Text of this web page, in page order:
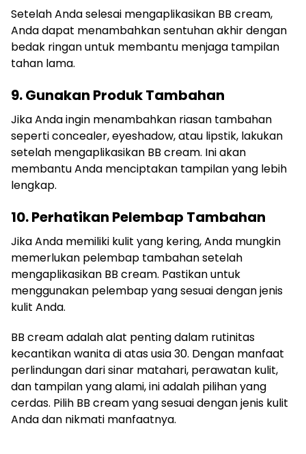
Setelah Anda selesai mengaplikasikan BB cream,
Anda dapat menambahkan sentuhan akhir dengan
bedak ringan untuk membantu menjaga tampilan
tahan lama.
9. Gunakan Produk Tambahan
Jika Anda ingin menambahkan riasan tambahan
seperti concealer, eyeshadow, atau lipstik, lakukan
setelah mengaplikasikan BB cream. Ini akan
membantu Anda menciptakan tampilan yang lebih
lengkap.
10. Perhatikan Pelembap Tambahan
Jika Anda memiliki kulit yang kering, Anda mungkin
memerlukan pelembap tambahan setelah
mengaplikasikan BB cream. Pastikan untuk
menggunakan pelembap yang sesuai dengan jenis
kulit Anda.
BB cream adalah alat penting dalam rutinitas
kecantikan wanita di atas usia 30. Dengan manfaat
perlindungan dari sinar matahari, perawatan kulit,
dan tampilan yang alami, ini adalah pilihan yang
cerdas. Pilih BB cream yang sesuai dengan jenis kulit
Anda dan nikmati manfaatnya.